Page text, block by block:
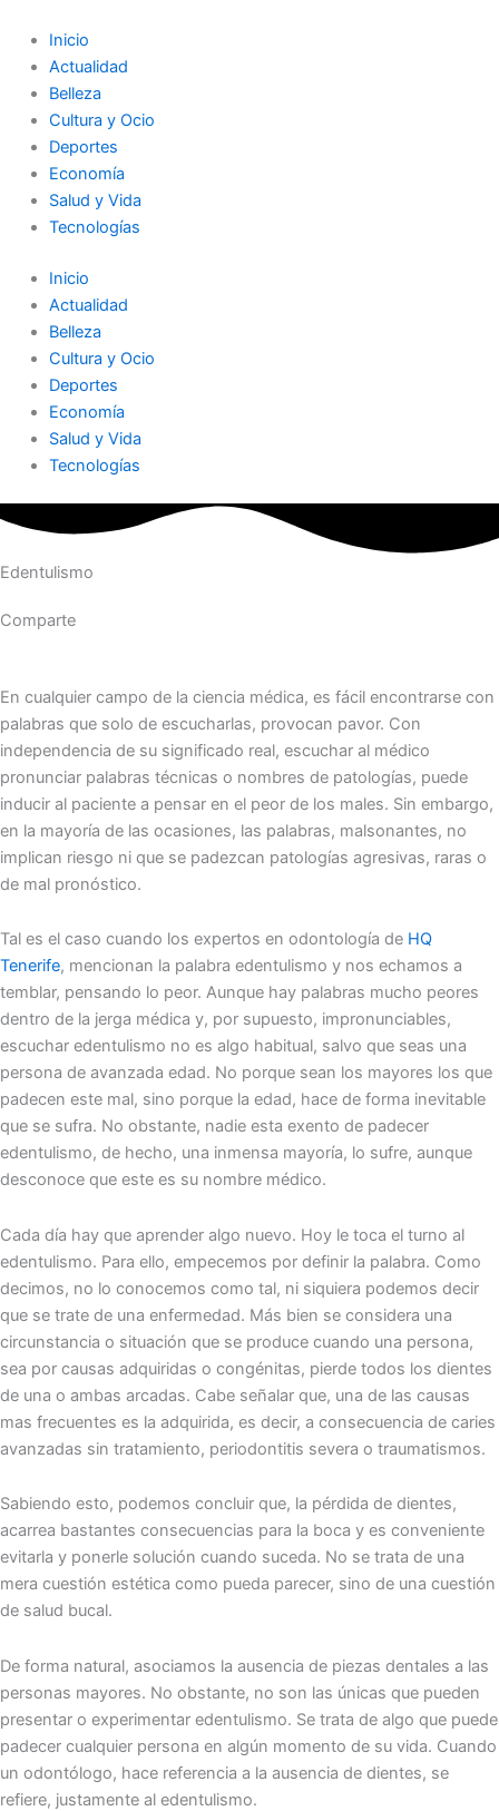
contenido
Inicio
Actualidad
Belleza
Cultura y Ocio
Deportes
Economía
Salud y Vida
Tecnologías
Inicio
Actualidad
Belleza
Cultura y Ocio
Deportes
Economía
Salud y Vida
Tecnologías
Edentulismo
Comparte
En cualquier campo de la ciencia médica, es fácil encontrarse con
palabras que solo de escucharlas, provocan pavor. Con
independencia de su significado real, escuchar al médico
pronunciar palabras técnicas o nombres de patologías, puede
inducir al paciente a pensar en el peor de los males. Sin embargo,
en la mayoría de las ocasiones, las palabras, malsonantes, no
implican riesgo ni que se padezcan patologías agresivas, raras o
de mal pronóstico.
Tal es el caso cuando los expertos en odontología de HQ
Tenerife, mencionan la palabra edentulismo y nos echamos a
temblar, pensando lo peor. Aunque hay palabras mucho peores
dentro de la jerga médica y, por supuesto, impronunciables,
escuchar edentulismo no es algo habitual, salvo que seas una
persona de avanzada edad. No porque sean los mayores los que
padecen este mal, sino porque la edad, hace de forma inevitable
que se sufra. No obstante, nadie esta exento de padecer
edentulismo, de hecho, una inmensa mayoría, lo sufre, aunque
desconoce que este es su nombre médico.
Cada día hay que aprender algo nuevo. Hoy le toca el turno al
edentulismo. Para ello, empecemos por definir la palabra. Como
decimos, no lo conocemos como tal, ni siquiera podemos decir
que se trate de una enfermedad. Más bien se considera una
circunstancia o situación que se produce cuando una persona,
sea por causas adquiridas o congénitas, pierde todos los dientes
de una o ambas arcadas. Cabe señalar que, una de las causas
mas frecuentes es la adquirida, es decir, a consecuencia de caries
avanzadas sin tratamiento, periodontitis severa o traumatismos.
Sabiendo esto, podemos concluir que, la pérdida de dientes,
acarrea bastantes consecuencias para la boca y es conveniente
evitarla y ponerle solución cuando suceda. No se trata de una
mera cuestión estética como pueda parecer, sino de una cuestión
de salud bucal.
De forma natural, asociamos la ausencia de piezas dentales a las
personas mayores. No obstante, no son las únicas que pueden
presentar o experimentar edentulismo. Se trata de algo que puede
padecer cualquier persona en algún momento de su vida. Cuando
un odontólogo, hace referencia a la ausencia de dientes, se
refiere, justamente al edentulismo.